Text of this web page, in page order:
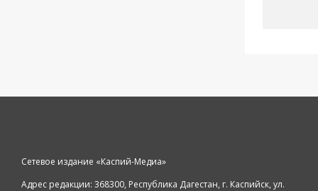
Сетевое издание «Каспий-Медиа»
Адрес редакции: 368300, Республика Дагестан, г. Каспийск, ул.